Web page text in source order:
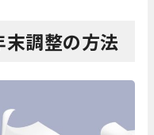
調整の方法